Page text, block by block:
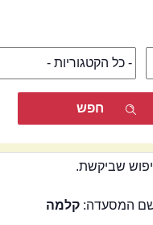
שביקשת.
שם המסעדה: קלמה